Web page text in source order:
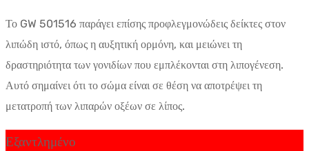
Το GW 501516 παράγει επίσης προφλεγμονώδεις δείκτες στον
λιπώδη ιστό, όπως η αυξητική ορμόνη, και μειώνει τη
δραστηριότητα των γονιδίων που εμπλέκονται στη λιπογένεση.
Αυτό σημαίνει ότι το σώμα είναι σε θέση να αποτρέψει τη
μετατροπή των λιπαρών οξέων σε λίπος.
Εξαντλημένο